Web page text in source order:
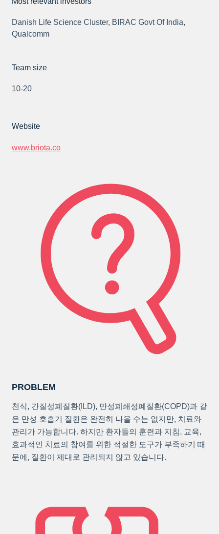
Danish Life Science Cluster, BIRAC Govt Of India,
Qualcomm
Team size
10-20
Website
www.briota.co
PROBLEM
천식, 간질성폐질환(ILD), 만성폐쇄성폐질환(COPD)과 같
은 만성 호흡기 질환은 완전히 나을 수는 없지만, 치료와
관리가 가능합니다. 하지만 환자들의 훈련과 지침, 교육,
효과적인 치료의 참여를 위한 적절한 도구가 부족하기 때
문에, 질환이 제대로 관리되지 않고 있습니다.